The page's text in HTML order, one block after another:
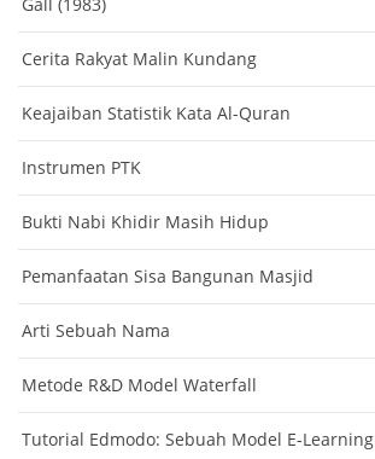
Cerita Rakyat Malin Kundang
Keajaiban Statistik Kata Al-Quran
Instrumen PTK
Bukti Nabi Khidir Masih Hidup
Pemanfaatan Sisa Bangunan Masjid
Arti Sebuah Nama
Metode R&D Model Waterfall
Tutorial Edmodo: Sebuah Model E-Learning